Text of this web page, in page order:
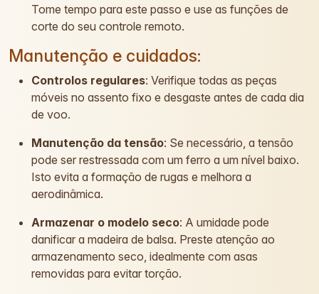
Tome tempo para este passo e use as funções de
corte do seu controle remoto.
Manutenção e cuidados:
Controlos regulares: Verifique todas as peças
móveis no assento fixo e desgaste antes de cada dia
de voo.
Manutenção da tensão: Se necessário, a tensão
pode ser restressada com um ferro a um nível baixo.
Isto evita a formação de rugas e melhora a
aerodinâmica.
Armazenar o modelo seco: A umidade pode
danificar a madeira de balsa. Preste atenção ao
armazenamento seco, idealmente com asas
removidas para evitar torção.